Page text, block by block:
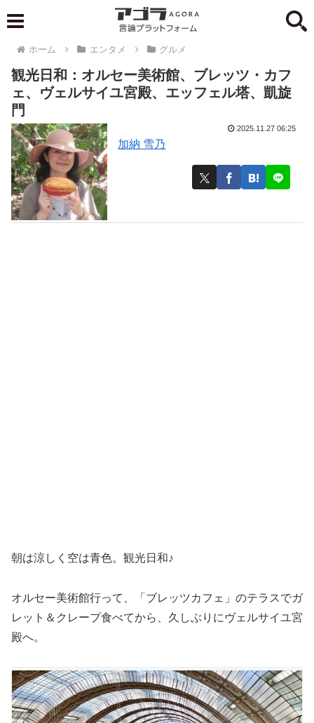
ホーム エンタメ グルメ
観光日和：オルセー美術館、ブレッツ・カフ
ェ、ヴェルサイユ宮殿、エッフェル塔、凱旋
門
加納 雪乃
2025.11.27 06:25
朝は涼しく空は青色。観光日和♪
オルセー美術館行って、「ブレッツカフェ」のテラスでガ
レット＆クレープ食べてから、久しぶりにヴェルサイユ宮
殿へ。